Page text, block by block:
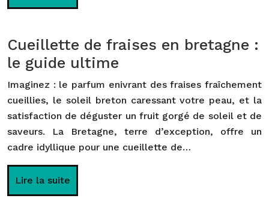
Cueillette de fraises en bretagne :
le guide ultime
Imaginez : le parfum enivrant des fraises fraîchement
cueillies, le soleil breton caressant votre peau, et la
satisfaction de déguster un fruit gorgé de soleil et de
saveurs. La Bretagne, terre d’exception, offre un
cadre idyllique pour une cueillette de…
Lire la suite